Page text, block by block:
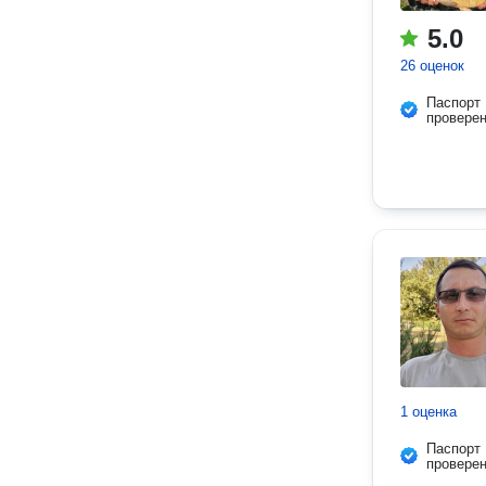
5.0
26 оценок
Паспорт
проверен
1 оценка
Паспорт
проверен